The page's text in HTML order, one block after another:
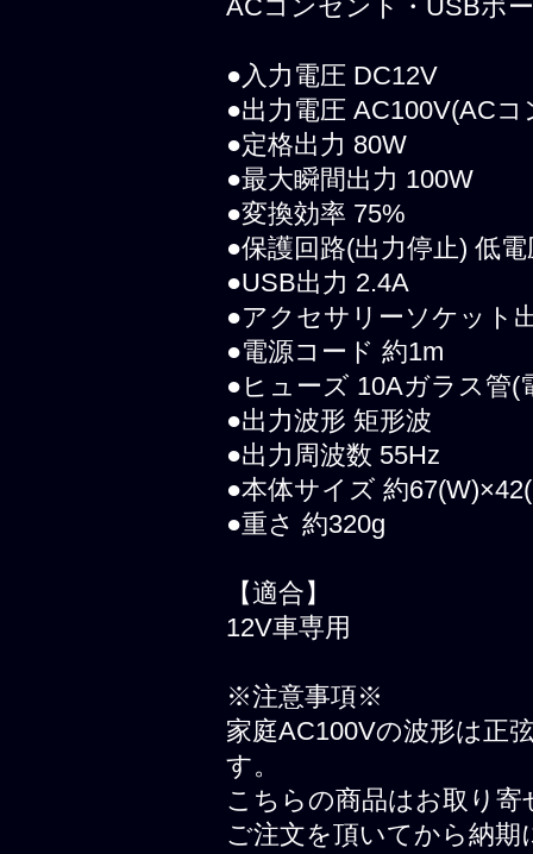
ACコンセント・USBポ
●入力電圧 DC12V
●出力電圧 AC100V(AC
●定格出力 80W
●最大瞬間出力 100W
●変換効率 75%
●保護回路(出力停止) 低
●USB出力 2.4A
●アクセサリーソケット
●電源コード 約1m
●ヒューズ 10Aガラス管(
●出力波形 矩形波
●出力周波数 55Hz
●本体サイズ 約
●重さ 約320g
【適合】
12V車専用
※注意事項※
家庭AC100Vの波形は正
す。
こちらの商品はお取り
ご注文を頂いてから納